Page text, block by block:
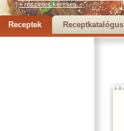
+ részletes keresés...
Receptek Receptkatalógus